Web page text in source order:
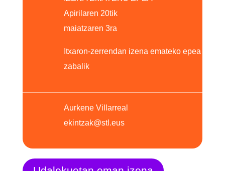
Apirilaren 20tik
maiatzaren 3ra
Itxaron-zerrendan izena emateko epea
zabalik
Aurkene Villarreal
ekintzak@stl.eus